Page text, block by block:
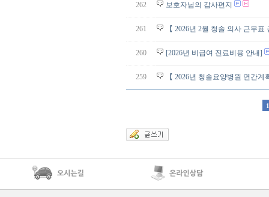
262 보호자님의 감사편지
261 【 2026년 2월 청솔 의사 근무표
260 [2026년 비급여 진료비용 안내]
259 【 2026년 청솔요양병원 연간계
1